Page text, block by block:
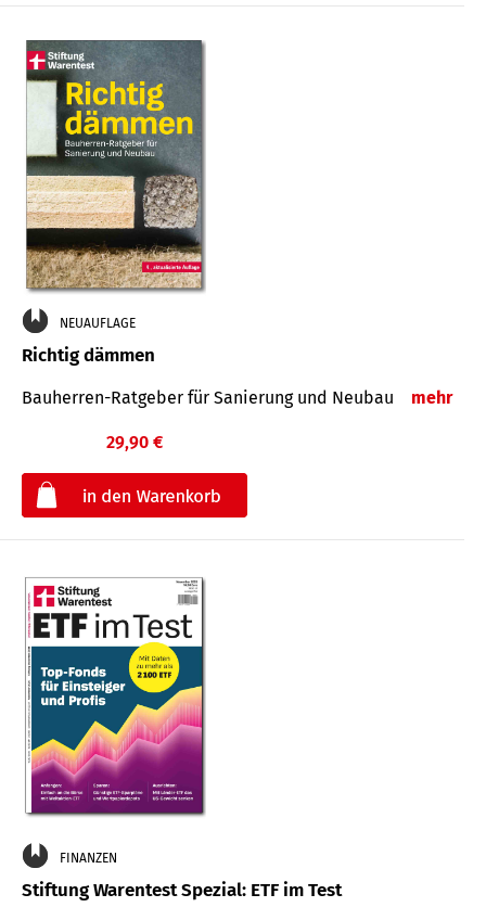
NEUAUFLAGE
Richtig dämmen
Bauherren-Ratgeber für Sanierung und Neubau mehr
29,90 €
FINANZEN
Stiftung Warentest Spezial: ETF im Test